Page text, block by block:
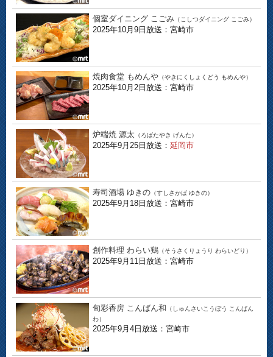
個室ダイニング こごみ （こしつダイニング こごみ）
2025年10月9日放送：宮崎市
焼肉食堂 もめんや （やきにくしょくどう もめんや）
2025年10月2日放送：宮崎市
炉端焼 源太 （ろばたやき げんた）
2025年9月25日放送： 延岡市
寿司酒場 ゆきの （すしさかば ゆきの）
2025年9月18日放送：宮崎市
創作料理 わらい鶏 （そうさくりょうり わらいどり）
2025年9月11日放送：宮崎市
旬彩香房 こんばん和 （しゅんさいこうぼう こんばん
わ）
2025年9月4日放送：宮崎市